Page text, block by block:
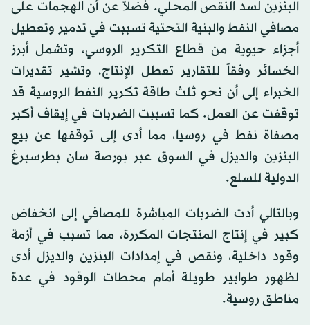
البنزين لسد النقص المحلي. فضلاً عن أن الهجمات على
مصافي النفط والبنية التحتية تسببت في تدمير وتعطيل
أجزاء حيوية من قطاع التكرير الروسي، وتشمل أبرز
الخسائر وفقاً للتقارير تعطل الإنتاج، وتشير تقديرات
الخبراء إلى أن نحو ثلث طاقة تكرير النفط الروسية قد
توقفت عن العمل. كما تسببت الضربات في إيقاف أكبر
مصفاة نفط في روسيا، مما أدى إلى توقفها عن بيع
البنزين والديزل في السوق عبر بورصة سان بطرسبرغ
الدولية للسلع.
وبالتالي أدت الضربات المباشرة للمصافي إلى انخفاض
كبير في إنتاج المنتجات المكررة، مما تسبب في أزمة
وقود داخلية، ونقص في إمدادات البنزين والديزل أدى
لظهور طوابير طويلة أمام محطات الوقود في عدة
مناطق روسية.